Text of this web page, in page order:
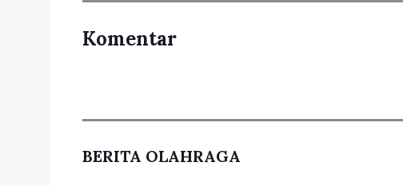
Komentar
BERITA OLAHRAGA